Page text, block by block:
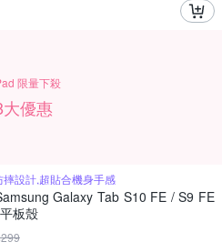
限量下殺
優惠
摔設計,超貼合機身手感
Galaxy Tab S10 FE / S9 FE
板殼
299